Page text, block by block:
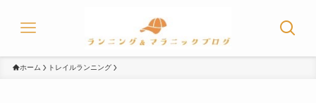
ホーム トレイルランニング